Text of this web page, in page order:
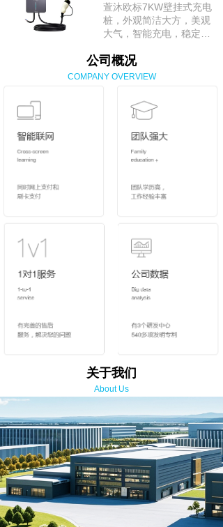
为电动汽车进行充电。
萱沐欧标7KW壁挂式充电
桩，外观简洁大方，美观
大气，智能充电，稳定安
适用于众多欧洲品牌及符
合欧标接口的电动汽车。
公司概况
COMPANY OVERVIEW
关于我们
About Us